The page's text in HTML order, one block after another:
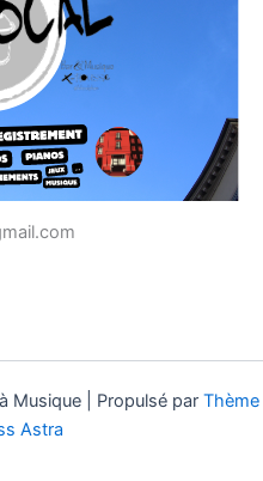
Musique | Propulsé par Thème
Astra